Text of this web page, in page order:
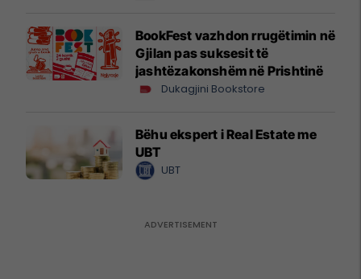
BookFest vazhdon rrugëtimin në
Gjilan pas suksesit të
jashtëzakonshëm në Prishtinë
Dukagjini Bookstore
Bëhu ekspert i Real Estate me
UBT
UBT